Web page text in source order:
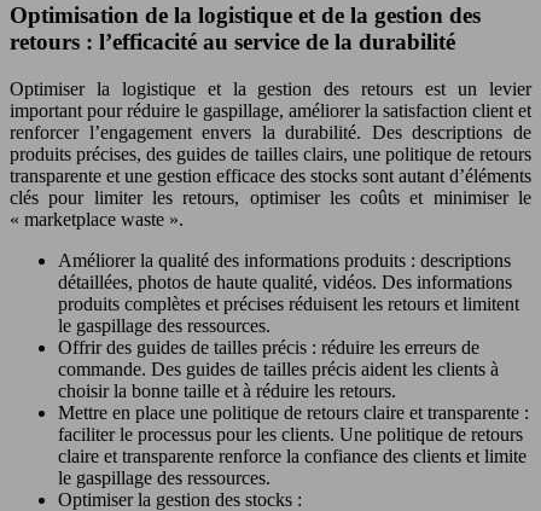
Optimisation de la logistique et de la gestion des
retours : l’efficacité au service de la durabilité
Optimiser la logistique et la gestion des retours est un levier
important pour réduire le gaspillage, améliorer la satisfaction client et
renforcer l’engagement envers la durabilité. Des descriptions de
produits précises, des guides de tailles clairs, une politique de retours
transparente et une gestion efficace des stocks sont autant d’éléments
clés pour limiter les retours, optimiser les coûts et minimiser le
« marketplace waste ».
Améliorer la qualité des informations produits : descriptions
détaillées, photos de haute qualité, vidéos. Des informations
produits complètes et précises réduisent les retours et limitent
le gaspillage des ressources.
Offrir des guides de tailles précis : réduire les erreurs de
commande. Des guides de tailles précis aident les clients à
choisir la bonne taille et à réduire les retours.
Mettre en place une politique de retours claire et transparente :
faciliter le processus pour les clients. Une politique de retours
claire et transparente renforce la confiance des clients et limite
le gaspillage des ressources.
Optimiser la gestion des stocks :